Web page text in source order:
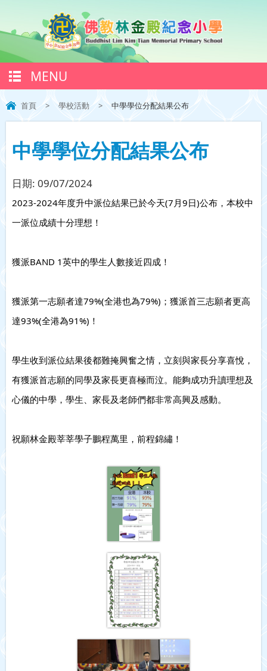
MENU
首頁 > 學校活動 > 中學學位分配結果公布
中學學位分配結果公布
日期: 09/07/2024
2023-2024年度升中派位結果已於今天(7月9日)公布，本校中
一派位成績十分理想！
獲派BAND 1英中的學生人數接近四成！
獲派第一志願者達79%(全港也為79%)；獲派首三志願者更高
達93%(全港為91%)！
學生收到派位結果後都難掩興奮之情，立刻與家長分享喜悅，
有獲派首志願的同學及家長更喜極而泣。能夠成功升讀理想及
心儀的中學，學生、家長及老師們都非常高興及感動。
祝願林金殿莘莘學子鵬程萬里，前程錦繡！